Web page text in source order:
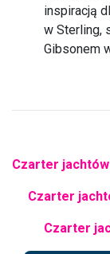
inspiracją
w Sterling,
Gibsonem
Czarter
Czarter
Czarter